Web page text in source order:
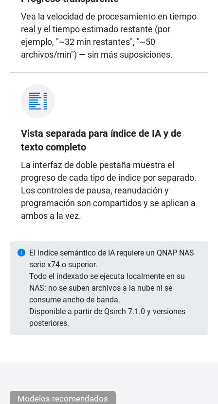
Vea la velocidad de procesamiento en tiempo
real y el tiempo estimado restante (por
ejemplo, "~32 min restantes", "~50
archivos/min") — sin más suposiciones.
Vista separada para índice de IA y de
texto completo
La interfaz de doble pestaña muestra el
progreso de cada tipo de índice por separado.
Los controles de pausa, reanudación y
programación son compartidos y se aplican a
ambos a la vez.
El índice semántico de IA requiere un QNAP NAS
serie x74 o superior.
Todo el indexado se ejecuta localmente en su
NAS: no se suben archivos a la nube ni se
consume ancho de banda.
Disponible a partir de Qsirch 7.1.0 y versiones
posteriores.
Modelos recomendados